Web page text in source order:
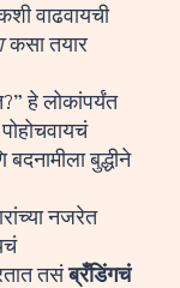
वाढवायची
कसा तयार
हे लोकांपर्यंत
बुद्धीने
नजरेत
तसंब्रँडिंगचं